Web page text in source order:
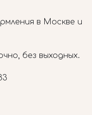
в Москве и
без выходных.